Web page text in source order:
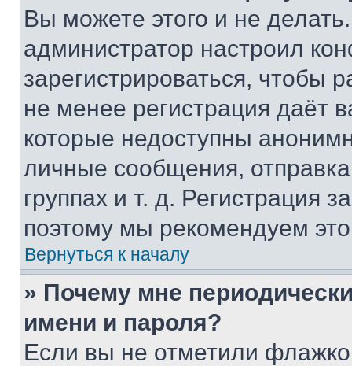
Вы можете этого и не
администратор настроил
зарегистрироваться, чтобы
не менее регистрация даёт
которые недоступны
личные сообщения,
группах и т. д. Регистрация
поэтому мы рекомендуем
Вернуться к началу
» Почему мне
имени и пароля?
Если вы не отметили